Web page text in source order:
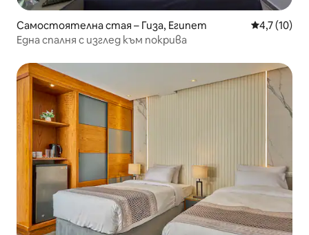
Самостоятелна стая – Гиза, Египет Средна
4,7 (10)
Една спалня с изглед към покрива